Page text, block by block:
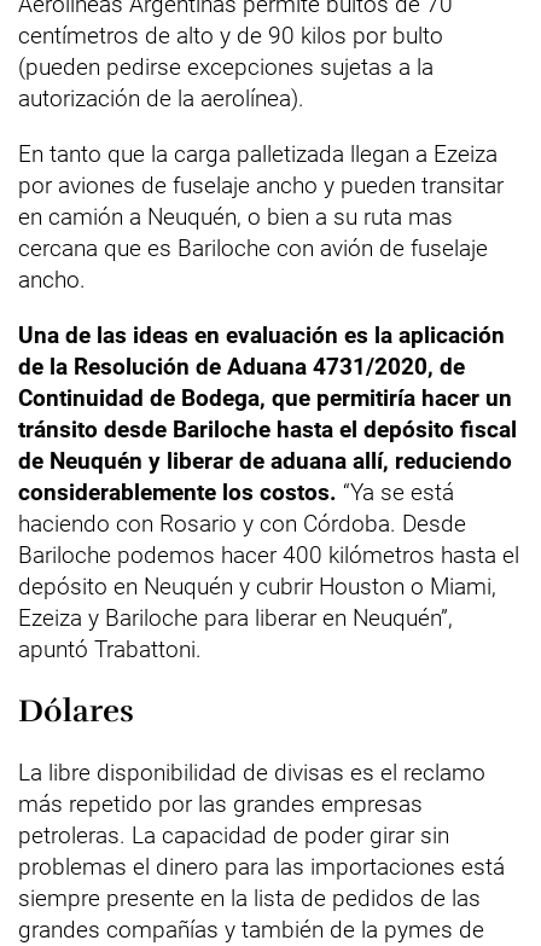
centímetros de alto y de 90 kilos por bulto
(pueden pedirse excepciones sujetas a la
autorización de la aerolínea).
En tanto que la carga palletizada llegan a Ezeiza
por aviones de fuselaje ancho y pueden transitar
en camión a Neuquén, o bien a su ruta mas
cercana que es Bariloche con avión de fuselaje
ancho.
Una de las ideas en evaluación es la aplicación
de la Resolución de Aduana 4731/2020, de
Continuidad de Bodega, que permitiría hacer un
tránsito desde Bariloche hasta el depósito fiscal
de Neuquén y liberar de aduana allí, reduciendo
considerablemente los costos. “Ya se está
haciendo con Rosario y con Córdoba. Desde
Bariloche podemos hacer 400 kilómetros hasta el
depósito en Neuquén y cubrir Houston o Miami,
Ezeiza y Bariloche para liberar en Neuquén”,
apuntó Trabattoni.
Dólares
La libre disponibilidad de divisas es el reclamo
más repetido por las grandes empresas
petroleras. La capacidad de poder girar sin
problemas el dinero para las importaciones está
siempre presente en la lista de pedidos de las
grandes compañías y también de la pymes de